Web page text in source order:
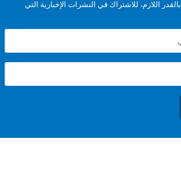
للاشتراك في النشرات الإخبارية التي